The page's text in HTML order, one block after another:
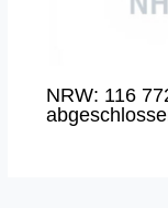
NRW: 116